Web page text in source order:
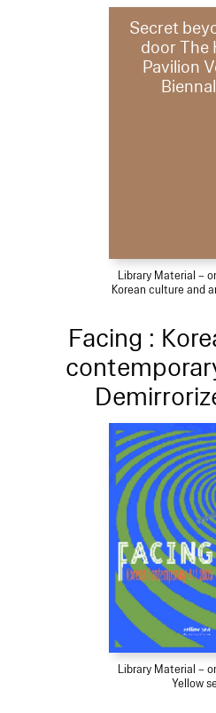
Secret
door The
Pavilion
Library Material –
Korean culture and
Facing :
Library Material –
Yellow